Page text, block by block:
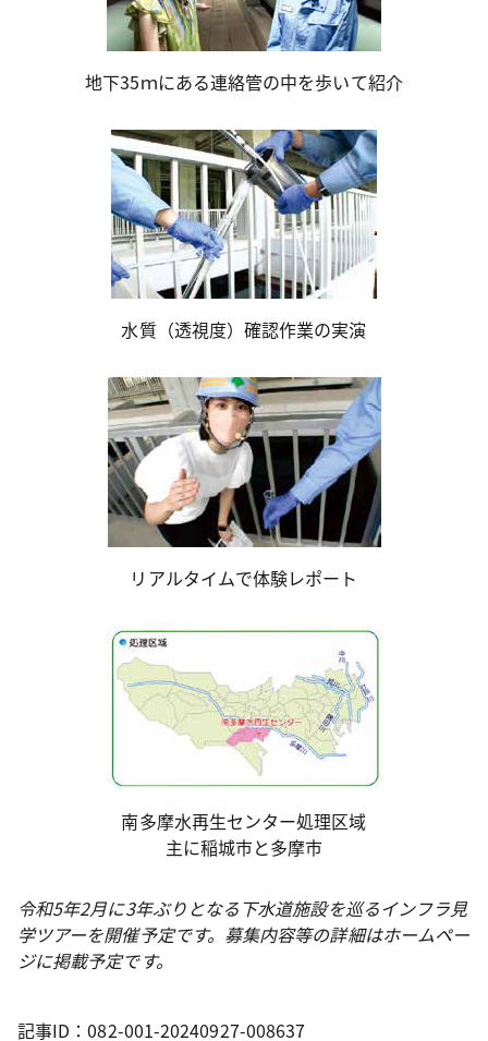
地下35ｍにある連絡管の中を歩いて紹介
水質（透視度）確認作業の実演
リアルタイムで体験レポート
南多摩水再生センター処理区域
主に稲城市と多摩市
令和5年2月に3年ぶりとなる下水道施設を巡るインフラ見
学ツアーを開催予定です。募集内容等の詳細はホームペー
ジに掲載予定です。
記事ID：082-001-20240927-008637